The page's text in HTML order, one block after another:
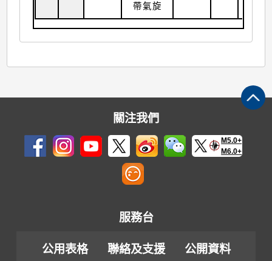
帶氣旋
關注我們
M5.0+
M6.0+
服務台
公用表格 聯絡及支援
公開資料